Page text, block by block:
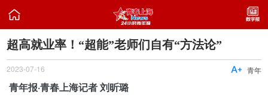

超高就业率！“超能”老师们自有“方法论”
2023-07-16 青年

青年报·青春上海记者 刘昕璐